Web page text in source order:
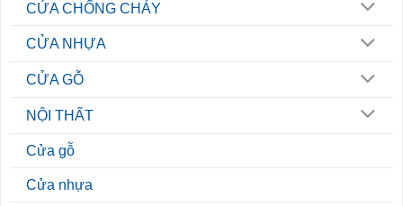
CỬA CHỐNG CHÁY
CỬA NHỰA
CỬA GỖ
NỘI THẤT
Cửa gỗ
Cửa nhựa